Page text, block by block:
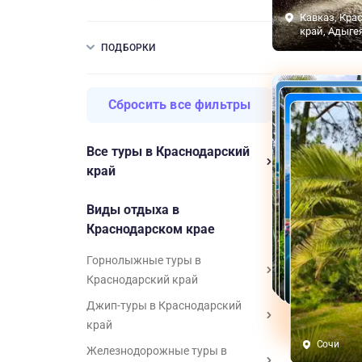
ПОДБОРКИ
Сбросить все фильтры
Все туры в Краснодарский
край
Виды отдыха в
Краснодарском крае
Горнолыжные туры в
Краснодарский край
Джип-туры в Краснодарский
край
Железнодорожные туры в
Кавказ,
край,
Сочи
Сочи
Сочи
Сочи
Сочи